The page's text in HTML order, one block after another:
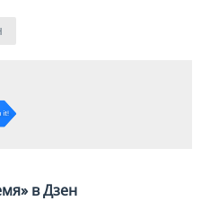
в Дзен